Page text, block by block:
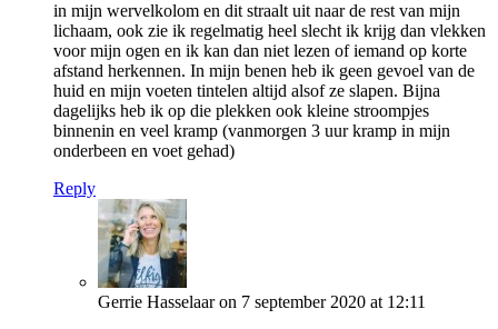
in mijn wervelkolom en dit straalt uit naar de rest van mijn
lichaam, ook zie ik regelmatig heel slecht ik krijg dan vlekken
voor mijn ogen en ik kan dan niet lezen of iemand op korte
afstand herkennen. In mijn benen heb ik geen gevoel van de
huid en mijn voeten tintelen altijd alsof ze slapen. Bijna
dagelijks heb ik op die plekken ook kleine stroompjes
binnenin en veel kramp (vanmorgen 3 uur kramp in mijn
onderbeen en voet gehad)
Reply
Gerrie Hasselaar on 7 september 2020 at 12:11